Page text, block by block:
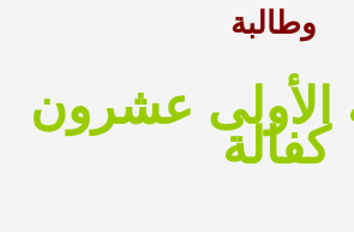
وطالبة
الأولى عشرون
كفالة